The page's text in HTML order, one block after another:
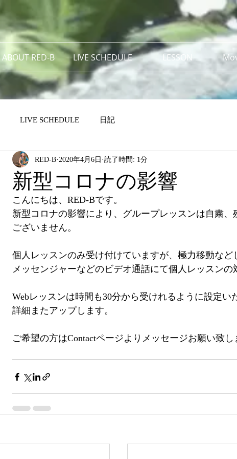
ABOUT RED-B LIVE SCHEDULE LESSON
LIVE SCHEDULE 日記
新型コロナの影響
RED-B 2020年4月6日 読了時間: 1分
こんにちは、RED-Bです。
新型コロナの影響により、グループレッスンは自粛
ございません。
個人レッスンのみ受け付けていますが、極力移動など
メッセンジャーなどのビデオ通話にて個人レッスンの
Webレッスンは時間も30分から受けれるように設定い
詳細またアップします。
ご希望の方はContactページよりメッセージお願い致し